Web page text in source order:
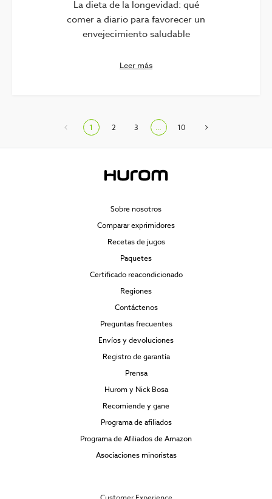
La dieta de la longevidad: qué
comer a diario para favorecer un
envejecimiento saludable
Leer más
1 2 3 … 10
Sobre nosotros
Comparar exprimidores
Recetas de jugos
Paquetes
Certificado reacondicionado
Regiones
Contáctenos
Preguntas frecuentes
Envíos y devoluciones
Registro de garantía
Prensa
Hurom y Nick Bosa
Recomiende y gane
Programa de afiliados
Programa de Afiliados de Amazon
Asociaciones minoristas